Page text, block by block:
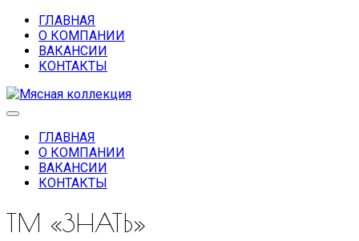
ГЛАВНАЯ
О КОМПАНИИ
ВАКАНСИИ
КОНТАКТЫ
ГЛАВНАЯ
О КОМПАНИИ
ВАКАНСИИ
КОНТАКТЫ
ТМ «ЗНАТЬ»